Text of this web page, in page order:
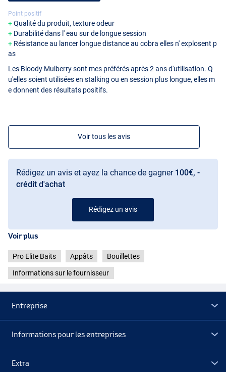
Point positif
Qualité du produit, texture odeur
Durabilité dans l' eau sur de longue session
Résistance au lancer longue distance au cobra elles n' explosent p
as
Les Bloody Mulberry sont mes préférés après 2 ans d'utilisation. Q
u'elles soient utilisées en stalking ou en session plus longue, elles m
e donnent des résultats positifs.
Voir tous les avis
Rédigez un avis et ayez la chance de gagner 100€, -
crédit d'achat
Rédigez un avis
Voir plus
Pro Elite Baits Appâts Bouillettes
Informations sur le fournisseur
Entreprise
Informations pour les entreprises
Extra